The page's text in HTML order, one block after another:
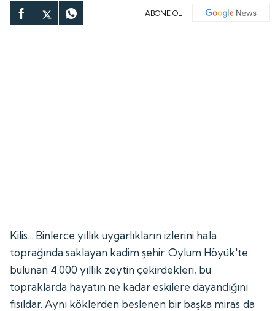
ABONE OL
Kilis... Binlerce yıllık uygarlıkların izlerini hala
toprağında saklayan kadim şehir. Oylum Höyük'te
bulunan 4.000 yıllık zeytin çekirdekleri, bu
topraklarda hayatın ne kadar eskilere dayandığını
fısıldar. Aynı köklerden beslenen bir başka miras da